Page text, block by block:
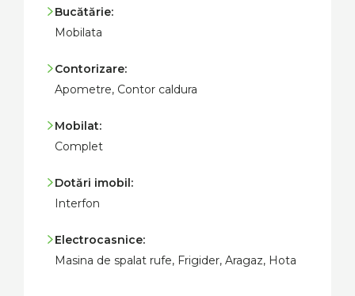
Bucătărie:
Mobilata
Contorizare:
Apometre, Contor caldura
Mobilat:
Complet
Dotări imobil:
Interfon
Electrocasnice:
Masina de spalat rufe, Frigider, Aragaz, Hota